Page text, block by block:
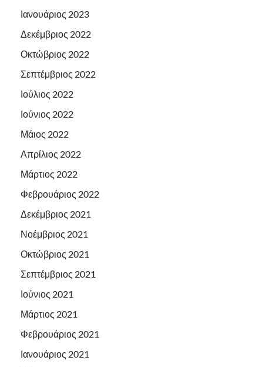
Ιανουάριος 2023
Δεκέμβριος 2022
Οκτώβριος 2022
Σεπτέμβριος 2022
Ιούλιος 2022
Ιούνιος 2022
Μάιος 2022
Απρίλιος 2022
Μάρτιος 2022
Φεβρουάριος 2022
Δεκέμβριος 2021
Νοέμβριος 2021
Οκτώβριος 2021
Σεπτέμβριος 2021
Ιούνιος 2021
Μάρτιος 2021
Φεβρουάριος 2021
Ιανουάριος 2021